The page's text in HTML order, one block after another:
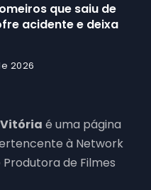
que saiu de
acidente e deixa
2026
Vitória é uma página
à Network
de Filmes